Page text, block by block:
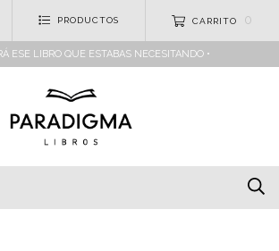
PRODUCTOS CARRITO 0
ESE LIBRO QUE ESTABAS NECESITANDO •